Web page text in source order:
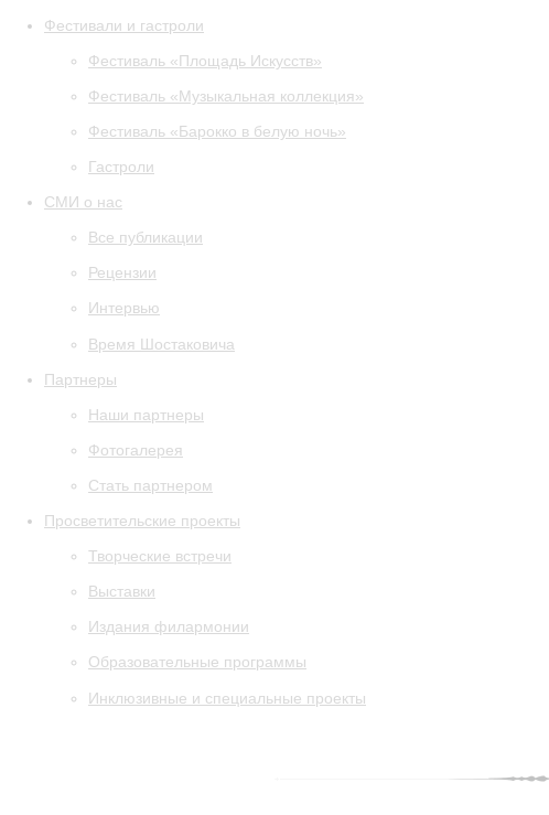
Фестивали и гастроли
Фестиваль «Площадь Искусств»
Фестиваль «Музыкальная коллекция»
Фестиваль «Барокко в белую ночь»
Гастроли
СМИ о нас
Все публикации
Рецензии
Интервью
Время Шостаковича
Партнеры
Наши партнеры
Фотогалерея
Стать партнером
Просветительские проекты
Творческие встречи
Выставки
Издания филармонии
Образовательные программы
Инклюзивные и специальные проекты